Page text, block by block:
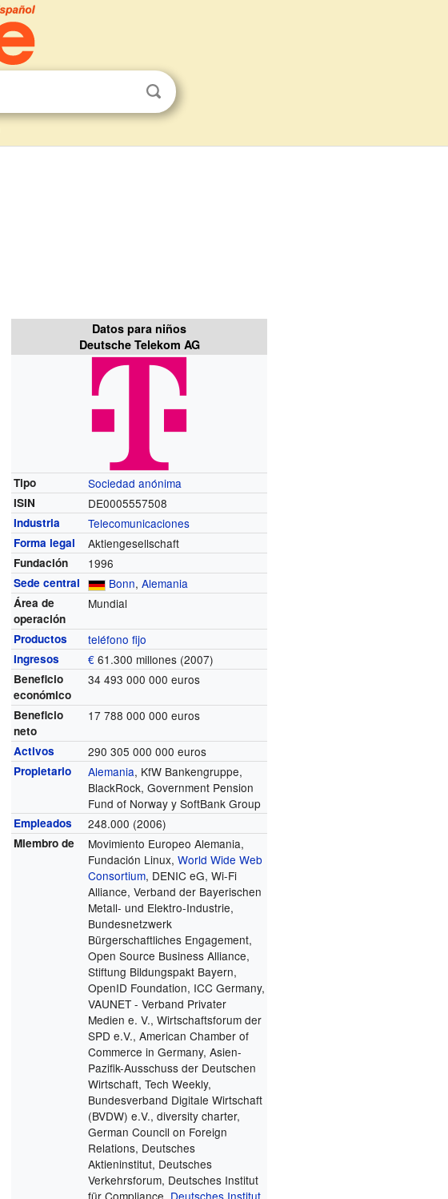
Datos para niños
Deutsche Telekom AG
Tipo Sociedad anónima
ISIN DE0005557508
Industria Telecomunicaciones
Forma legal Aktiengesellschaft
Fundación 1996
Sede central Bonn,Alemania
Área de
operación
Mundial
Productos teléfono fijo
Ingresos € 61.300 millones (2007)
Beneficio
económico
34 493 000 000 euros
Beneficio
neto
17 788 000 000 euros
Activos 290 305 000 000 euros
Propietario Alemania, KfW Bankengruppe,
BlackRock, Government Pension
Fund of Norway y SoftBank Group
Empleados 248.000 (2006)
Miembro de
Movimiento Europeo Alemania,
Fundación Linux,World Wide Web
Consortium, DENIC eG, Wi-Fi
Alliance, Verband der Bayerischen
Metall- und Elektro-Industrie,
Bundesnetzwerk
Bürgerschaftliches Engagement,
Open Source Business Alliance,
Stiftung Bildungspakt Bayern,
OpenID Foundation, ICC Germany,
VAUNET - Verband Privater
Medien e. V., Wirtschaftsforum der
SPD e.V., American Chamber of
Commerce in Germany, Asien-
Pazifik-Ausschuss der Deutschen
Wirtschaft, Tech Weekly,
Bundesverband Digitale Wirtschaft
(BVDW) e.V., diversity charter,
German Council on Foreign
Relations, Deutsches
Aktieninstitut, Deutsches
Verkehrsforum, Deutsches Institut